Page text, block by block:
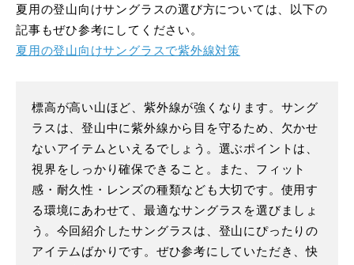
夏用の登山向けサングラスの選び方については、以下の
記事もぜひ参考にしてください。
夏用の登山向けサングラスで紫外線対策
標高が高い山ほど、紫外線が強くなります。サング
ラスは、登山中に紫外線から目を守るため、欠かせ
ないアイテムといえるでしょう。選ぶポイントは、
視界をしっかり確保できること。また、フィット
感・耐久性・レンズの種類なども大切です。使用す
る環境にあわせて、最適なサングラスを選びましょ
う。今回紹介したサングラスは、登山にぴったりの
アイテムばかりです。ぜひ参考にしていただき、快